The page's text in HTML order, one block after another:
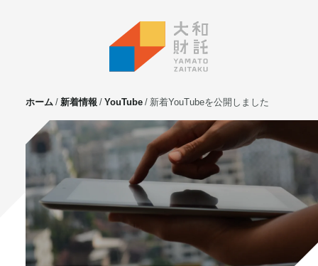
サービス
不動産投資
⼟地活⽤
マンション管理
賃貸管理
実需用戸建・マンション
ホテル事業
ホーム 新着情報 YouTube 新着YouTubeを公開しました